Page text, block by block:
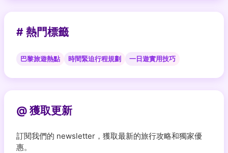
# 熱門標籤
巴黎旅遊熱點 時間緊迫行程規劃 一日遊實用技巧
@ 獲取更新
訂閱我們的 newsletter，獲取最新的旅行攻略和獨家優
惠。